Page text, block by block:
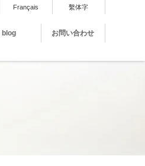
Français 繫体字
blog お問い合わせ